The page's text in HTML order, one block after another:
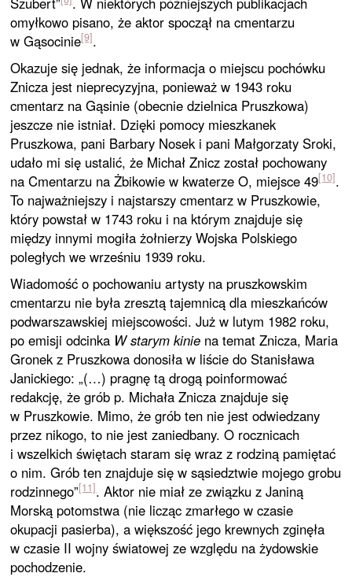
omyłkowo pisano, że aktor spoczął na cmentarzu
w Gąsocinie[9].
Okazuje się jednak, że informacja o miejscu pochówku
Znicza jest nieprecyzyjna, ponieważ w 1943 roku
cmentarz na Gąsinie (obecnie dzielnica Pruszkowa)
jeszcze nie istniał. Dzięki pomocy mieszkanek
Pruszkowa, pani Barbary Nosek i pani Małgorzaty Sroki,
udało mi się ustalić, że Michał Znicz został pochowany
na Cmentarzu na Żbikowie w kwaterze O, miejsce 49[10].
To najważniejszy i najstarszy cmentarz w Pruszkowie,
który powstał w 1743 roku i na którym znajduje się
między innymi mogiła żołnierzy Wojska Polskiego
poległych we wrześniu 1939 roku.
Wiadomość o pochowaniu artysty na pruszkowskim
cmentarzu nie była zresztą tajemnicą dla mieszkańców
podwarszawskiej miejscowości. Już w lutym 1982 roku,
po emisji odcinka W starym kinie na temat Znicza, Maria
Gronek z Pruszkowa donosiła w liście do Stanisława
Janickiego: „(…) pragnę tą drogą poinformować
redakcję, że grób p. Michała Znicza znajduje się
w Pruszkowie. Mimo, że grób ten nie jest odwiedzany
przez nikogo, to nie jest zaniedbany. O rocznicach
i wszelkich świętach staram się wraz z rodziną pamiętać
o nim. Grób ten znajduje się w sąsiedztwie mojego grobu
rodzinnego”[11]. Aktor nie miał ze związku z Janiną
Morską potomstwa (nie licząc zmarłego w czasie
okupacji pasierba), a większość jego krewnych zginęła
w czasie II wojny światowej ze względu na żydowskie
pochodzenie.